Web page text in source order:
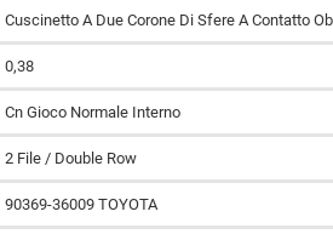
Cuscinetto A Due Corone Di Sfere A Contatto
0,38
Cn Gioco Normale Interno
2 File / Double Row
90369-36009 TOYOTA